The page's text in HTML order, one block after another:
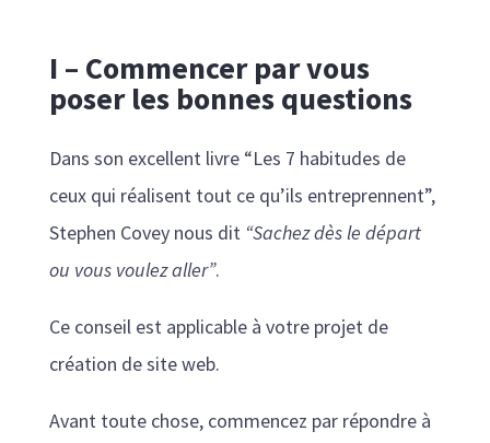
I – Commencer par vous
poser les bonnes questions
Dans son excellent livre “Les 7 habitudes de
ceux qui réalisent tout ce qu’ils entreprennent”,
Stephen Covey nous dit “Sachez dès le départ
ou vous voulez aller”.
Ce conseil est applicable à votre projet de
création de site web.
Avant toute chose, commencez par répondre à